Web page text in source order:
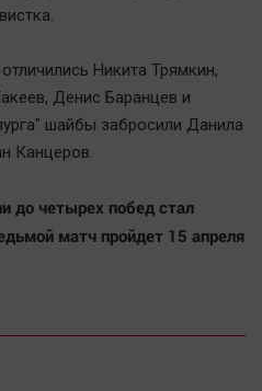
Никита Трямкин,
Денис Баранцев и
шайбы забросили Данила
Канцеров.
до четырех побед стал
матч пройдет 15 апреля